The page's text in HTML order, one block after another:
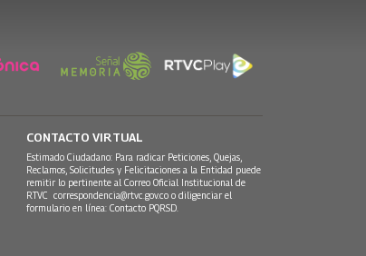
CONTACTO VIRTUAL
Estimado Ciudadano: Para radicar Peticiones, Quejas,
Reclamos, Solicitudes y Felicitaciones a la Entidad puede
remitir lo pertinente al Correo Oficial Institucional de
RTVC correspondencia@rtvc.gov.co o diligenciar el
formulario en línea: Contacto PQRSD.